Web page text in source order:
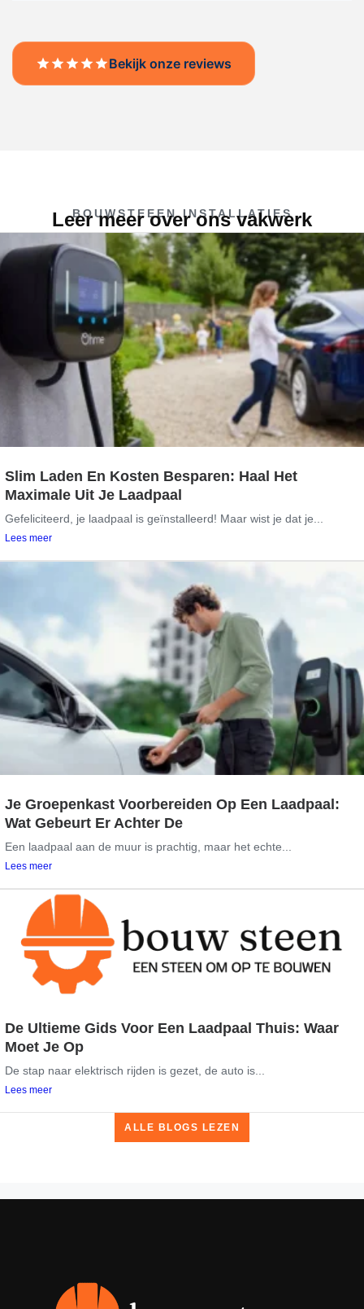
Bekijk onze reviews
BOUWSTEEEN INSTALLATIES
Leer meer over ons vakwerk
Slim Laden En Kosten Besparen: Haal Het
Maximale Uit Je Laadpaal
Gefeliciteerd, je laadpaal is geïnstalleerd! Maar wist je dat je...
Lees meer
Je Groepenkast Voorbereiden Op Een Laadpaal:
Wat Gebeurt Er Achter De
Een laadpaal aan de muur is prachtig, maar het echte...
Lees meer
De Ultieme Gids Voor Een Laadpaal Thuis: Waar
Moet Je Op
De stap naar elektrisch rijden is gezet, de auto is...
Lees meer
ALLE BLOGS LEZEN